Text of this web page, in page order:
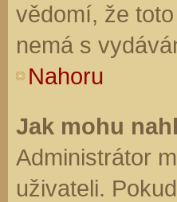
vědomí, že
nemá s
Nahoru
Jak mohu
Administrátor
uživateli.